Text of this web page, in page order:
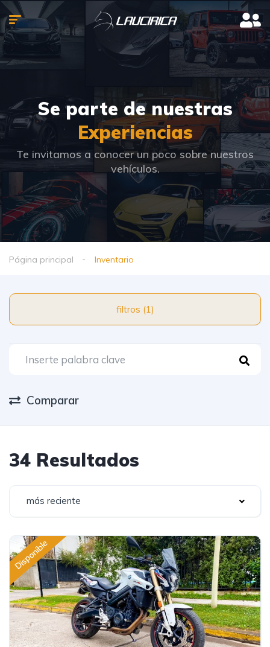
Se parte de nuestras
Experiencias
Te invitamos a conocer un poco sobre nuestros
vehículos.
Página principal Inventario
filtros (1)
Comparar
34 Resultados
más reciente
Disponible